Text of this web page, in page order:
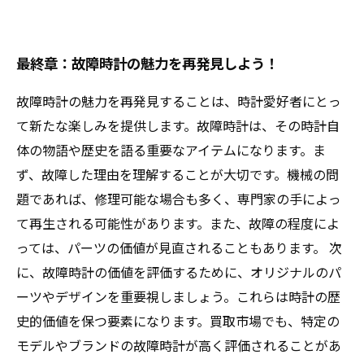
最終章：故障時計の魅力を再発見しよう！
故障時計の魅力を再発見することは、時計愛好者にとっ
て新たな楽しみを提供します。故障時計は、その時計自
体の物語や歴史を語る重要なアイテムになります。ま
ず、故障した理由を理解することが大切です。機械の問
題であれば、修理可能な場合も多く、専門家の手によっ
て再生される可能性があります。また、故障の程度によ
っては、パーツの価値が見直されることもあります。 次
に、故障時計の価値を評価するために、オリジナルのパ
ーツやデザインを重要視しましょう。これらは時計の歴
史的価値を保つ要素になります。買取市場でも、特定の
モデルやブランドの故障時計が高く評価されることがあ